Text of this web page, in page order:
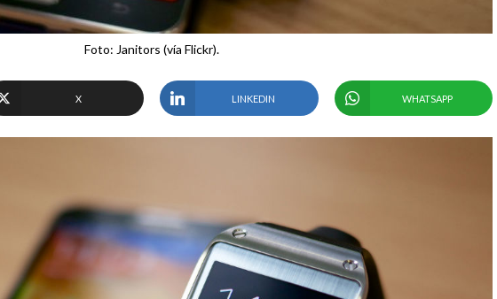
Foto: Janitors (vía Flickr).
X LINKEDIN WHATSAPP